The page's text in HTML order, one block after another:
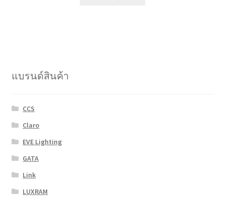
แบรนด์สินค้า
CCS
Claro
EVE Lighting
GATA
Link
LUXRAM